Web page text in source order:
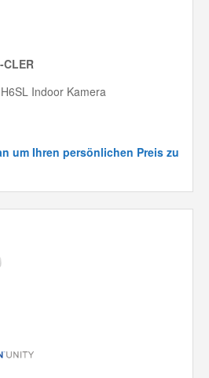
Indoor Kamera
um Ihren persönlichen Preis zu